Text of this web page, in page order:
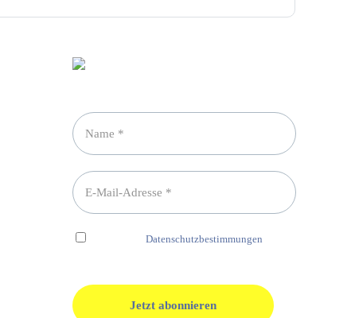
Datenschutzbestimmungen